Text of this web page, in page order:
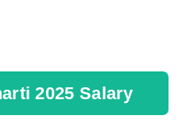
2025 Salary